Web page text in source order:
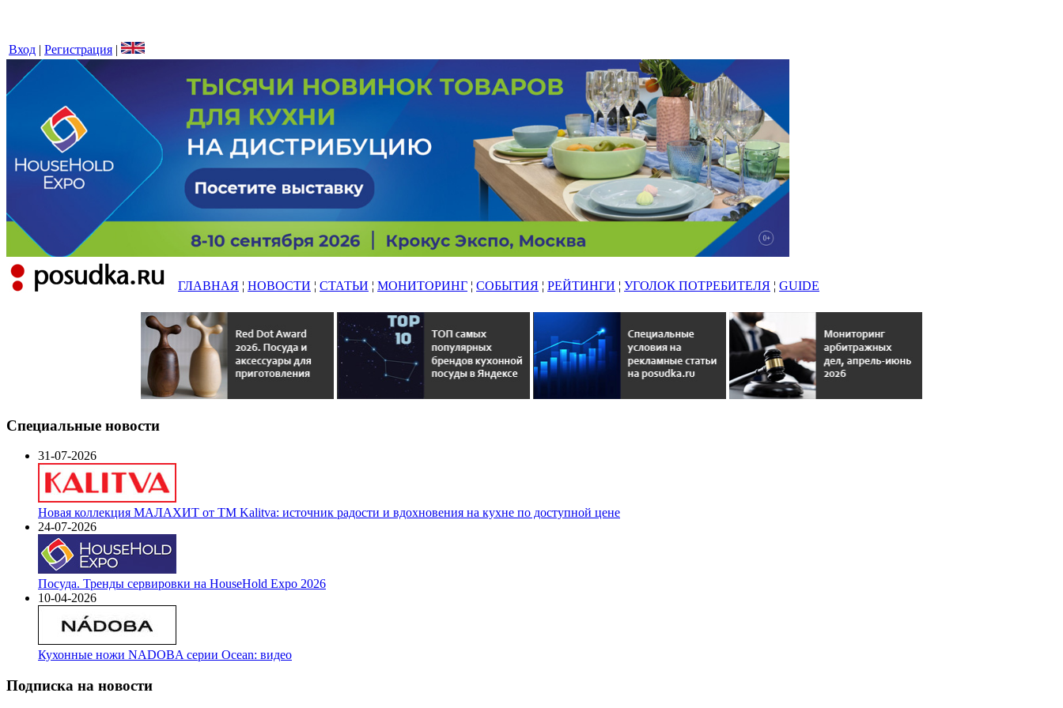
Вход | Регистрация |
ГЛАВНАЯ ¦ НОВОСТИ ¦ СТАТЬИ ¦ МОНИТОРИНГ ¦ СОБЫТИЯ ¦ РЕЙТИНГИ ¦ УГОЛОК ПОТРЕБИТЕЛЯ ¦ GUIDE
Специальные новости
31-07-2026
Новая коллекция МАЛАХИТ от ТМ Kalitva: источник радости и вдохновения на кухне по доступной цене
24-07-2026
Посуда. Тренды сервировки на HouseHold Expo 2026
10-04-2026
Кухонные ножи NADOBA серии Ocean: видео
Подписка на новости